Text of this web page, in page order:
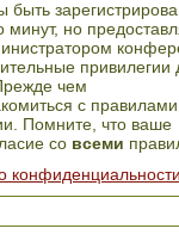
минут, но
привилегии
чем
с
Помните, что ваше
со всеми